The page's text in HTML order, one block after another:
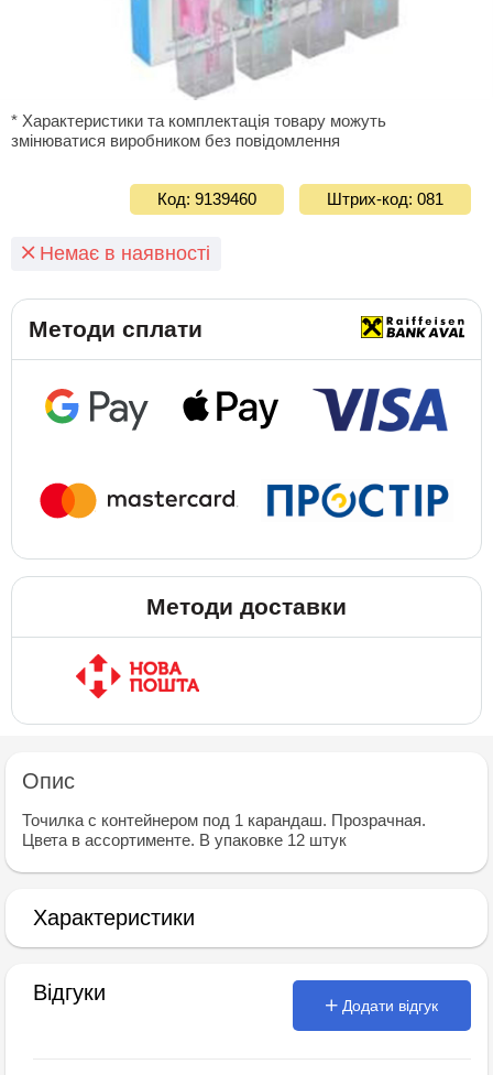
* Характеристики та комплектація товару можуть
змінюватися виробником без повідомлення
Код: 9139460 Штрих-код: 081
Немає в наявності
Методи сплати
Методи доставки
Опис
Точилка с контейнером под 1 карандаш. Прозрачная.
Цвета в ассортименте. В упаковке 12 штук
Характеристики
Відгуки
Додати відгук